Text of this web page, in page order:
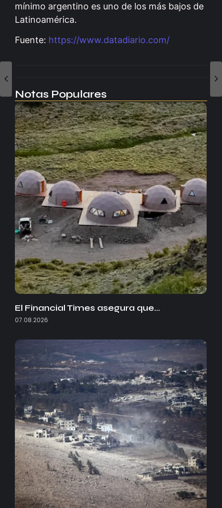
mínimo argentino es uno de los más bajos de
Latinoamérica.
Fuente: https://www.datadiario.com/
Notas Populares
El Financial Times asegura que…
07.08.2026